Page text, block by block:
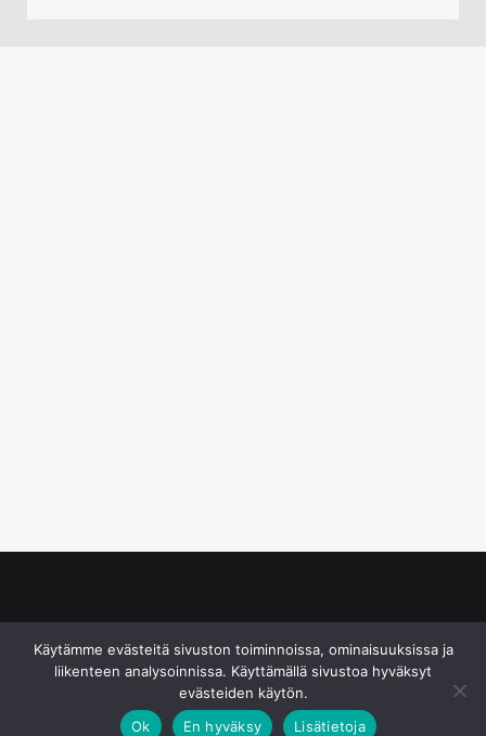
Käytämme evästeitä sivuston toiminnoissa, ominaisuuksissa ja
liikenteen analysoinnissa. Käyttämällä sivustoa hyväksyt
evästeiden käytön.
Ok
En hyväksy Lisätietoja